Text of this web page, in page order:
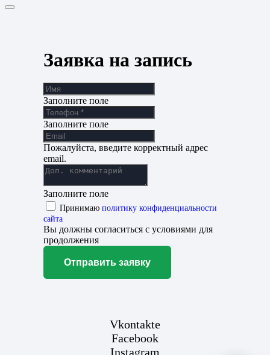
Заявка на запись
Заполните поле
Заполните поле
Пожалуйста, введите корректный адрес
email.
Заполните поле
Принимаю политику конфиденциальности
сайта
Вы должны согласиться с условиями для
продолжения
Отправить заявку
Vkontakte
Facebook
Instagram